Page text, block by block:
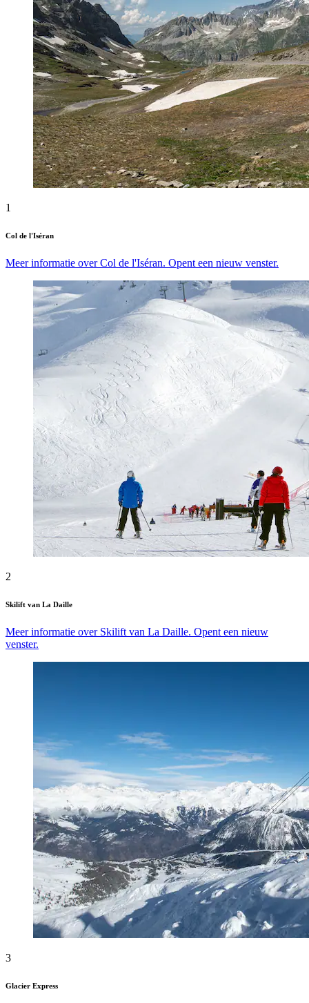
1
Col de l'Iséran
Meer informatie over Col de l'Iséran. Opent een nieuw venster.
2
Skilift van La Daille
Meer informatie over Skilift van La Daille. Opent een nieuw
venster.
3
Glacier Express